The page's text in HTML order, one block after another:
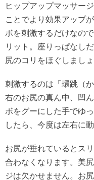
ヒップアップマッサー
ことでより効果アップ
ボを刺激するだけなの
リット。座りっぱなし
尻のコリをほぐしましょ
刺激するのは「環跳（
右のお尻の真ん中、凹
ボをグーにした手でゆ
したら、今度は左右に
お尻が垂れているとス
合わなくなります。美
ジは欠かせません。お